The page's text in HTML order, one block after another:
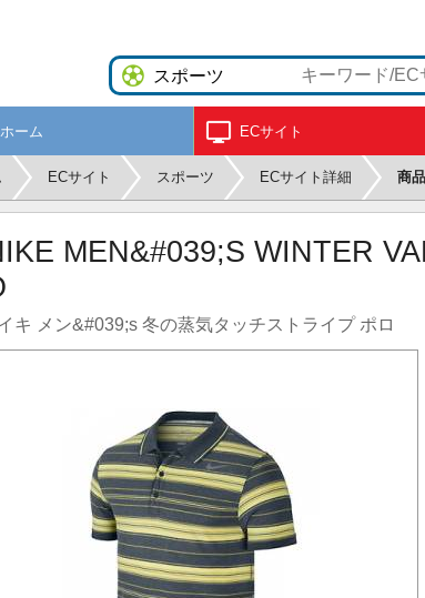
ホーム ECサイト
ECサイト スポーツ ECサイト詳細 商
MEN&#039;S WINTER
キ メン&#039;s 冬の蒸気タッチストライプ ポロ